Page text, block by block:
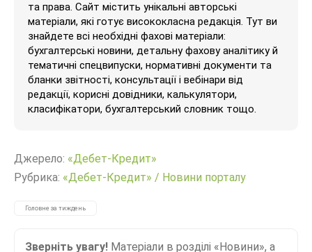
та права. Сайт містить унікальні авторські
матеріали, які готує висококласна редакція. Тут ви
знайдете всі необхідні фахові матеріали:
бухгалтерські новини, детальну фахову аналітику й
тематичні спецвипуски, нормативні документи та
бланки звітності, консультації і вебінари від
редакції, корисні довідники, калькулятори,
класифікатори, бухгалтерський словник тощо.
Джерело: «Дебет-Кредит»
Рубрика: «Дебет-Кредит» / Новини порталу
Головне за тиждень
Зверніть увагу! Матеріали в розділі «Новини», а